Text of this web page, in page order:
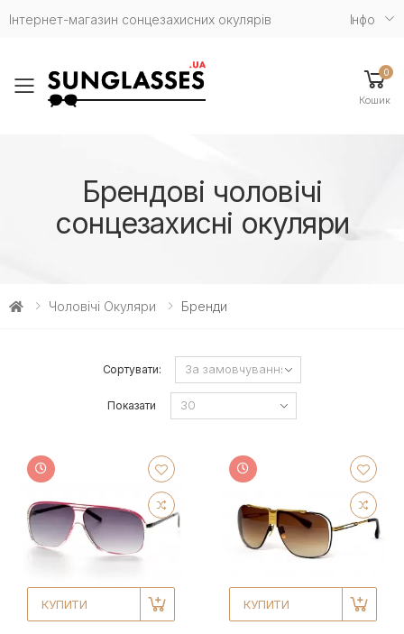
Інтернет-магазин сонцезахисних окулярів Iнфо
Toggle mobile menu
0
Кошик
Брендові чоловічі
сонцезахисні окуляри
Чоловічі Окуляри Бренди
Сортувати:
Показати
КУПИТИ КУПИТИ